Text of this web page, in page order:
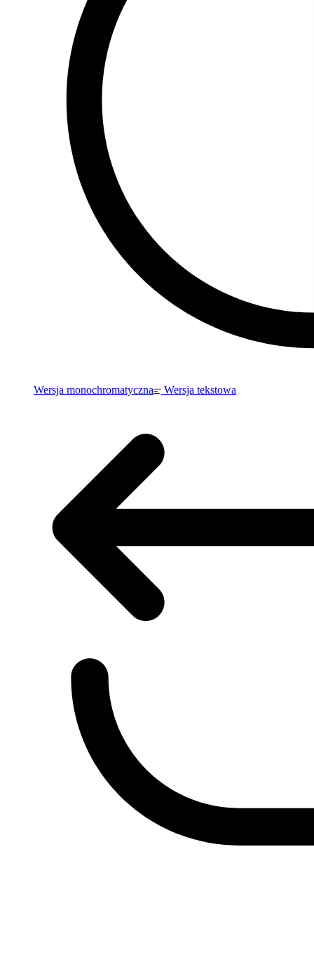
Wersja monochromatyczna Wersja tekstowa